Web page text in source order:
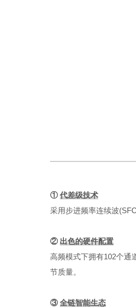
① 代差级技术
采用步进频率连续波
② 出色的硬件配置
高频模式下拥有102个通
节质量。
③ 全链智能生态